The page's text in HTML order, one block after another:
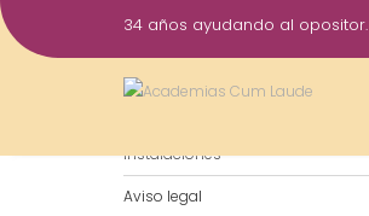
Saltar
al
34 años ayudando al opositor.
Instalaciones
Aviso legal